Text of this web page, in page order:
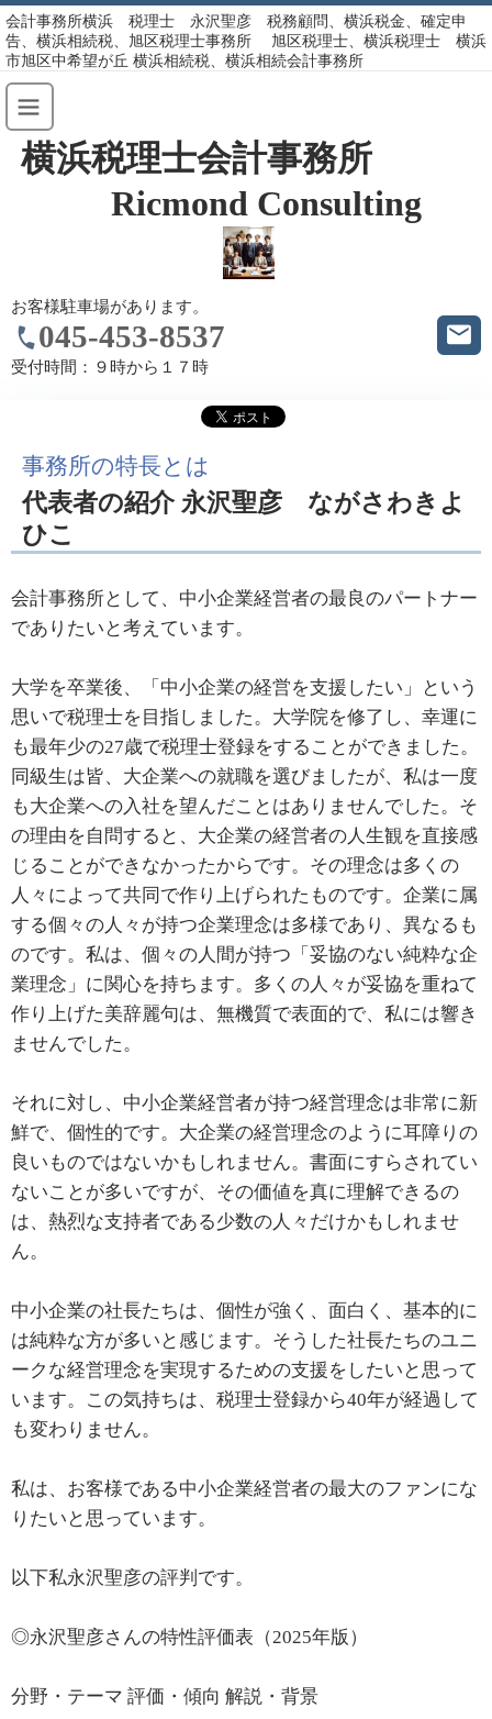
会計事務所横浜 税理士 永沢聖彦 税務顧問、横浜税金、確定申
告、横浜相続税、旭区税理士事務所 旭区税理士、横浜税理士 横浜
市旭区中希望が丘 横浜相続税、横浜相続会計事務所
横浜税理士会計事務所
Ricmond Consulting
お客様駐車場があります。
045-453-8537
受付時間： ９時から１７時
事務所の特長とは
代表者の紹介 永沢聖彦 ながさわきよ
ひこ
会計事務所として、中小企業経営者の最良のパートナー
でありたいと考えています。
大学を卒業後、「中小企業の経営を支援したい」という
思いで税理士を目指しました。大学院を修了し、幸運に
も最年少の27歳で税理士登録をすることができました。
同級生は皆、大企業への就職を選びましたが、私は一度
も大企業への入社を望んだことはありませんでした。そ
の理由を自問すると、大企業の経営者の人生観を直接感
じることができなかったからです。その理念は多くの
人々によって共同で作り上げられたものです。企業に属
する個々の人々が持つ企業理念は多様であり、異なるも
のです。私は、個々の人間が持つ「妥協のない純粋な企
業理念」に関心を持ちます。多くの人々が妥協を重ねて
作り上げた美辞麗句は、無機質で表面的で、私には響き
ませんでした。
それに対し、中小企業経営者が持つ経営理念は非常に新
鮮で、個性的です。大企業の経営理念のように耳障りの
良いものではないかもしれません。書面にすらされてい
ないことが多いですが、その価値を真に理解できるの
は、熱烈な支持者である少数の人々だけかもしれませ
ん。
中小企業の社長たちは、個性が強く、面白く、基本的に
は純粋な方が多いと感じます。そうした社長たちのユニ
ークな経営理念を実現するための支援をしたいと思って
います。この気持ちは、税理士登録から40年が経過して
も変わりません。
私は、お客様である中小企業経営者の最大のファンにな
りたいと思っています。
以下私永沢聖彦の評判です。
◎永沢聖彦さんの特性評価表（2025年版）
分野・テーマ 評価・傾向 解説・背景